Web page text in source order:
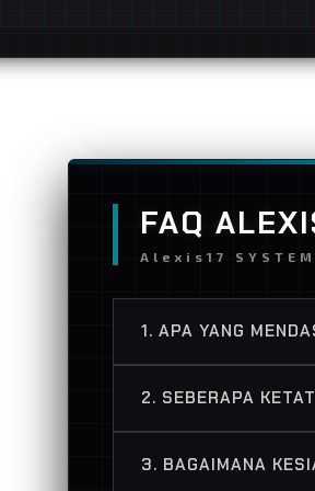
FAQ
Alexis17 SYSTEM
1. APA YANG
diwajibkan melewati
seluruh pengguna.
2. SEBERAPA
berlapis untuk
3. BAGAIMANA